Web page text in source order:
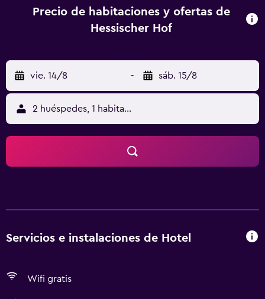
Precio de habitaciones y ofertas de
Hessischer Hof
vie. 14/8 - sáb. 15/8
2 huéspedes, 1 habitación
Servicios e instalaciones de Hotel
Wifi gratis